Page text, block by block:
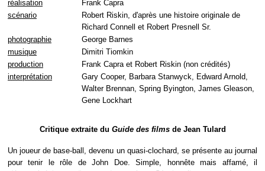
réalisation
Frank Capra
scénario
Robert Riskin, d'après une histoire originale de
Richard Connell et Robert Presnell Sr.
photographie
George Barnes
musique
Dimitri Tiomkin
production
Frank Capra et Robert Riskin (non crédités)
interprétation
Gary Cooper, Barbara Stanwyck, Edward Arnold,
Walter Brennan, Spring Byington, James Gleason,
Gene Lockhart
Critique extraite du Guide des filmsde Jean Tulard
Un joueur de base-ball, devenu un quasi-clochard, se présente au journal
pour tenir le rôle de John Doe. Simple, honnête mais affamé, il